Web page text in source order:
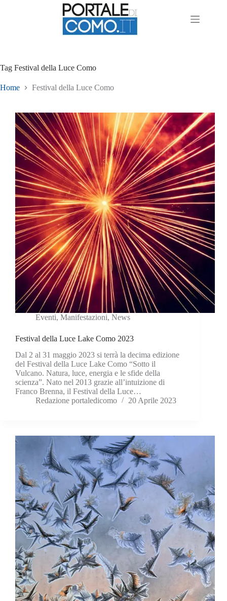
Tag Festival della Luce Como
Home Festival della Luce Como
Eventi, Manifestazioni, News
Festival della Luce Lake Como 2023
Dal 2 al 31 maggio 2023 si terrà la decima edizione
del Festival della Luce Lake Como “Sotto il
Vulcano. Natura, luce, energia e le sfide della
scienza”. Nato nel 2013 grazie all’intuizione di
Franco Brenna, il Festival della Luce…
Redazione portaledicomo
20 Aprile 2023